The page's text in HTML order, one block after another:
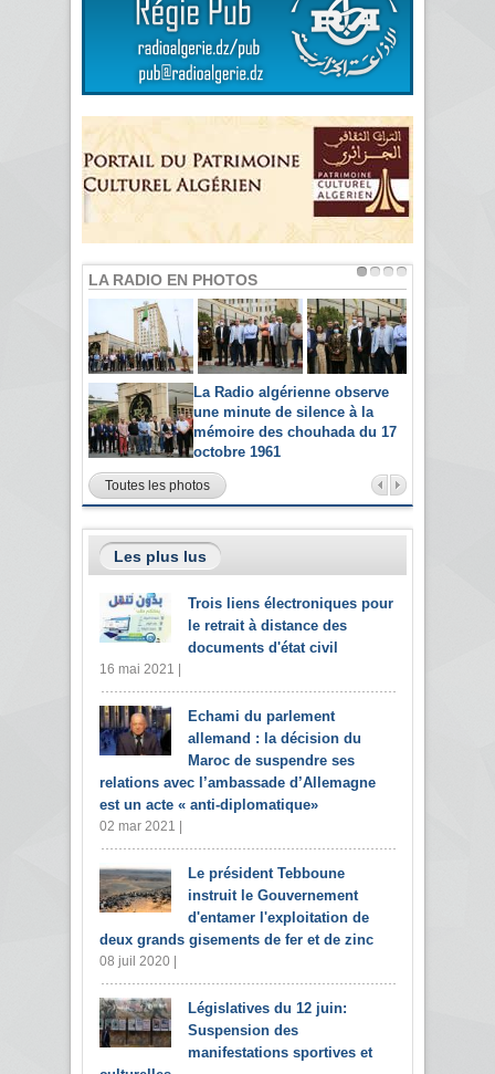
LA RADIO EN PHOTOS
La Radio algérienne observe
une minute de silence à la
mémoire des chouhada du 17
octobre 1961
Toutes les photos
Les plus lus
Trois liens électroniques pour
le retrait à distance des
documents d'état civil
16 mai 2021 |
Echami du parlement
allemand : la décision du
Maroc de suspendre ses
relations avec l’ambassade d’Allemagne
est un acte « anti-diplomatique»
02 mar 2021 |
Le président Tebboune
instruit le Gouvernement
d'entamer l'exploitation de
deux grands gisements de fer et de zinc
08 juil 2020 |
Législatives du 12 juin:
Suspension des
manifestations sportives et